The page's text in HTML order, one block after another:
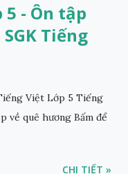
- Ôn tập
Tiếng
Việt Lớp 5 Tiếng
về quê hương Bấm để
CHI TIẾT »